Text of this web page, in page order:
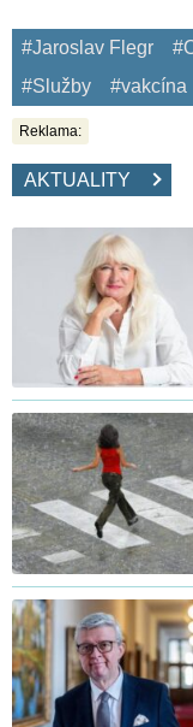
#Jaroslav Flegr
#Služby
#vakcína
Reklama:
AKTUALITY